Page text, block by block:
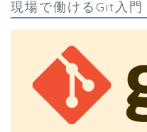
現場で働けるGit入門